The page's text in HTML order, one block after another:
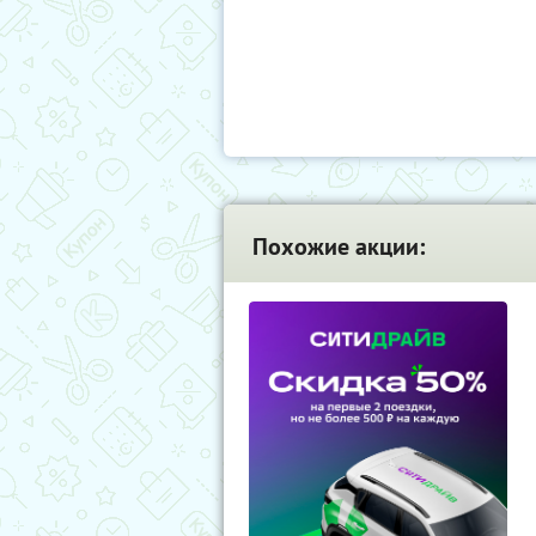
Похожие акции: